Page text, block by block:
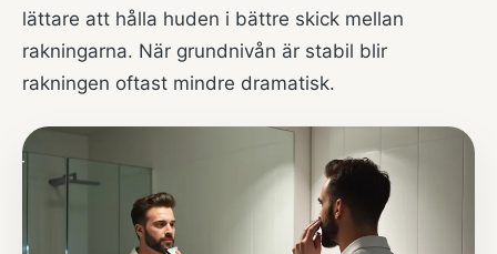
lättare att hålla huden i bättre skick mellan
rakningarna. När grundnivån är stabil blir
rakningen oftast mindre dramatisk.